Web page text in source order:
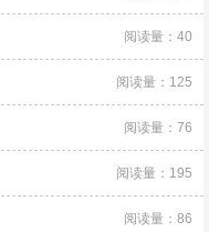
阅读量：40
阅读量：125
阅读量：76
阅读量：195
阅读量：86